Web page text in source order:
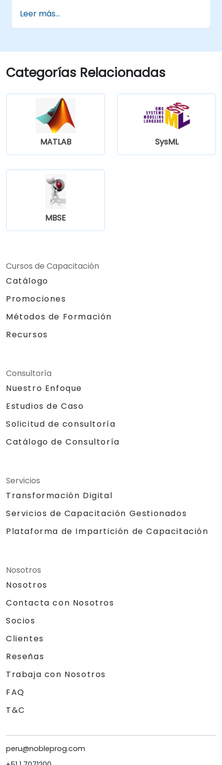
ejemplo, dividir un sistema monolítico
complejo en dos sistemas que se comunican
sustanciales tanto en los nuevos sistemas
como en la arquitectura entre ellos.
Leer más...
Categorías Relacionadas
MATLAB SysML
MBSE
Cursos de Capacitación
Catálogo
Promociones
Métodos de Formación
Recursos
Consultoría
Nuestro Enfoque
Estudios de Caso
Solicitud de consultoría
Catálogo de Consultoría
Servicios
Transformación Digital
Servicios de Capacitación Gestionados
Plataforma de Impartición de Capacitación
Nosotros
Nosotros
Contacta con Nosotros
Socios
Clientes
Reseñas
Trabaja con Nosotros
FAQ
T&C
peru@nobleprog.com